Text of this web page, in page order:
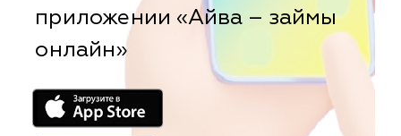
приложении «Айва – займы
онлайн»